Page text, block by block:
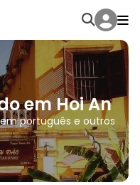
em Hoi An
português e outros